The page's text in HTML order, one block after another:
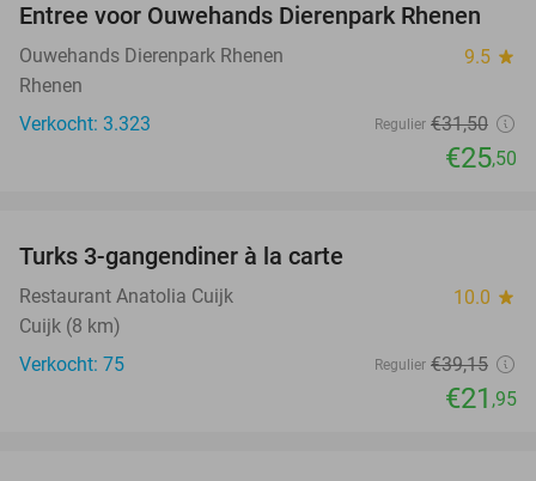
19%
Entree voor Ouwehands Dierenpark Rhenen
Ouwehands Dierenpark Rhenen 9.5 star
Rhenen
Verkocht: 3.323
Regulier €31,50
€25,50
Turks 3-gangendiner à la carte
Restaurant Anatolia Cuijk 10.0 star
Cuijk (8 km)
Verkocht: 75
Regulier €39,15
€21 ,95